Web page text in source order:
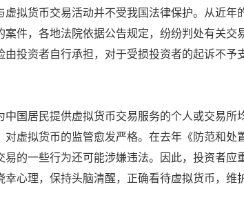
拟货币交易活动并不受我国法律保护。从近年
件，各地法院依据公告规定，纷纷判处有关交
投资者自行承担，对于受损投资者的起诉不予
国居民提供虚拟货币交易服务的个人或交易所
虚拟货币的监管愈发严格。在去年《防范和处
的一些行为还可能涉嫌违法。因此，投资者应
心理，保持头脑清醒，正确看待虚拟货币，维